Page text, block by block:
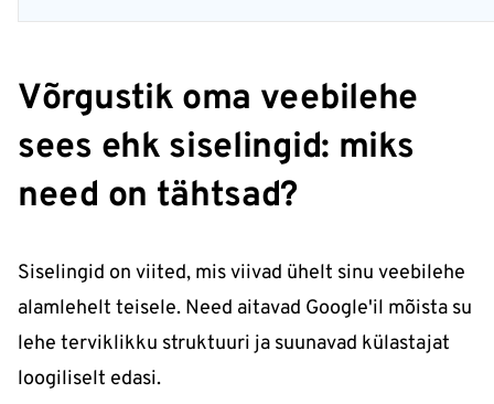
Võrgustik oma veebilehe
sees ehk siselingid: miks
need on tähtsad?
Siselingid on viited, mis viivad ühelt sinu veebilehe
alamlehelt teisele. Need aitavad Google'il mõista su
lehe terviklikku struktuuri ja suunavad külastajat
loogiliselt edasi.